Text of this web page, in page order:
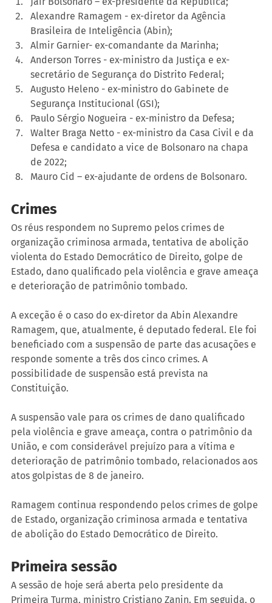
Alexandre Ramagem - ex-diretor da Agência
Brasileira de Inteligência (Abin);
Almir Garnier- ex-comandante da Marinha;
Anderson Torres - ex-ministro da Justiça e ex-
secretário de Segurança do Distrito Federal;
Augusto Heleno - ex-ministro do Gabinete de
Segurança Institucional (GSI);
Paulo Sérgio Nogueira - ex-ministro da Defesa;
Walter Braga Netto - ex-ministro da Casa Civil e da
Defesa e candidato a vice de Bolsonaro na chapa
de 2022;
Mauro Cid – ex-ajudante de ordens de Bolsonaro.
Crimes
Os réus respondem no Supremo pelos crimes de
organização criminosa armada, tentativa de abolição
violenta do Estado Democrático de Direito, golpe de
Estado, dano qualificado pela violência e grave ameaça
e deterioração de patrimônio tombado.
A exceção é o caso do ex-diretor da Abin Alexandre
Ramagem, que, atualmente, é deputado federal. Ele foi
beneficiado com a suspensão de parte das acusações e
responde somente a três dos cinco crimes. A
possibilidade de suspensão está prevista na
Constituição.
A suspensão vale para os crimes de dano qualificado
pela violência e grave ameaça, contra o patrimônio da
União, e com considerável prejuízo para a vítima e
deterioração de patrimônio tombado, relacionados aos
atos golpistas de 8 de janeiro.
Ramagem continua respondendo pelos crimes de golpe
de Estado, organização criminosa armada e tentativa
de abolição do Estado Democrático de Direito.
Primeira sessão
A sessão de hoje será aberta pelo presidente da
Primeira Turma, ministro Cristiano Zanin. Em seguida, o